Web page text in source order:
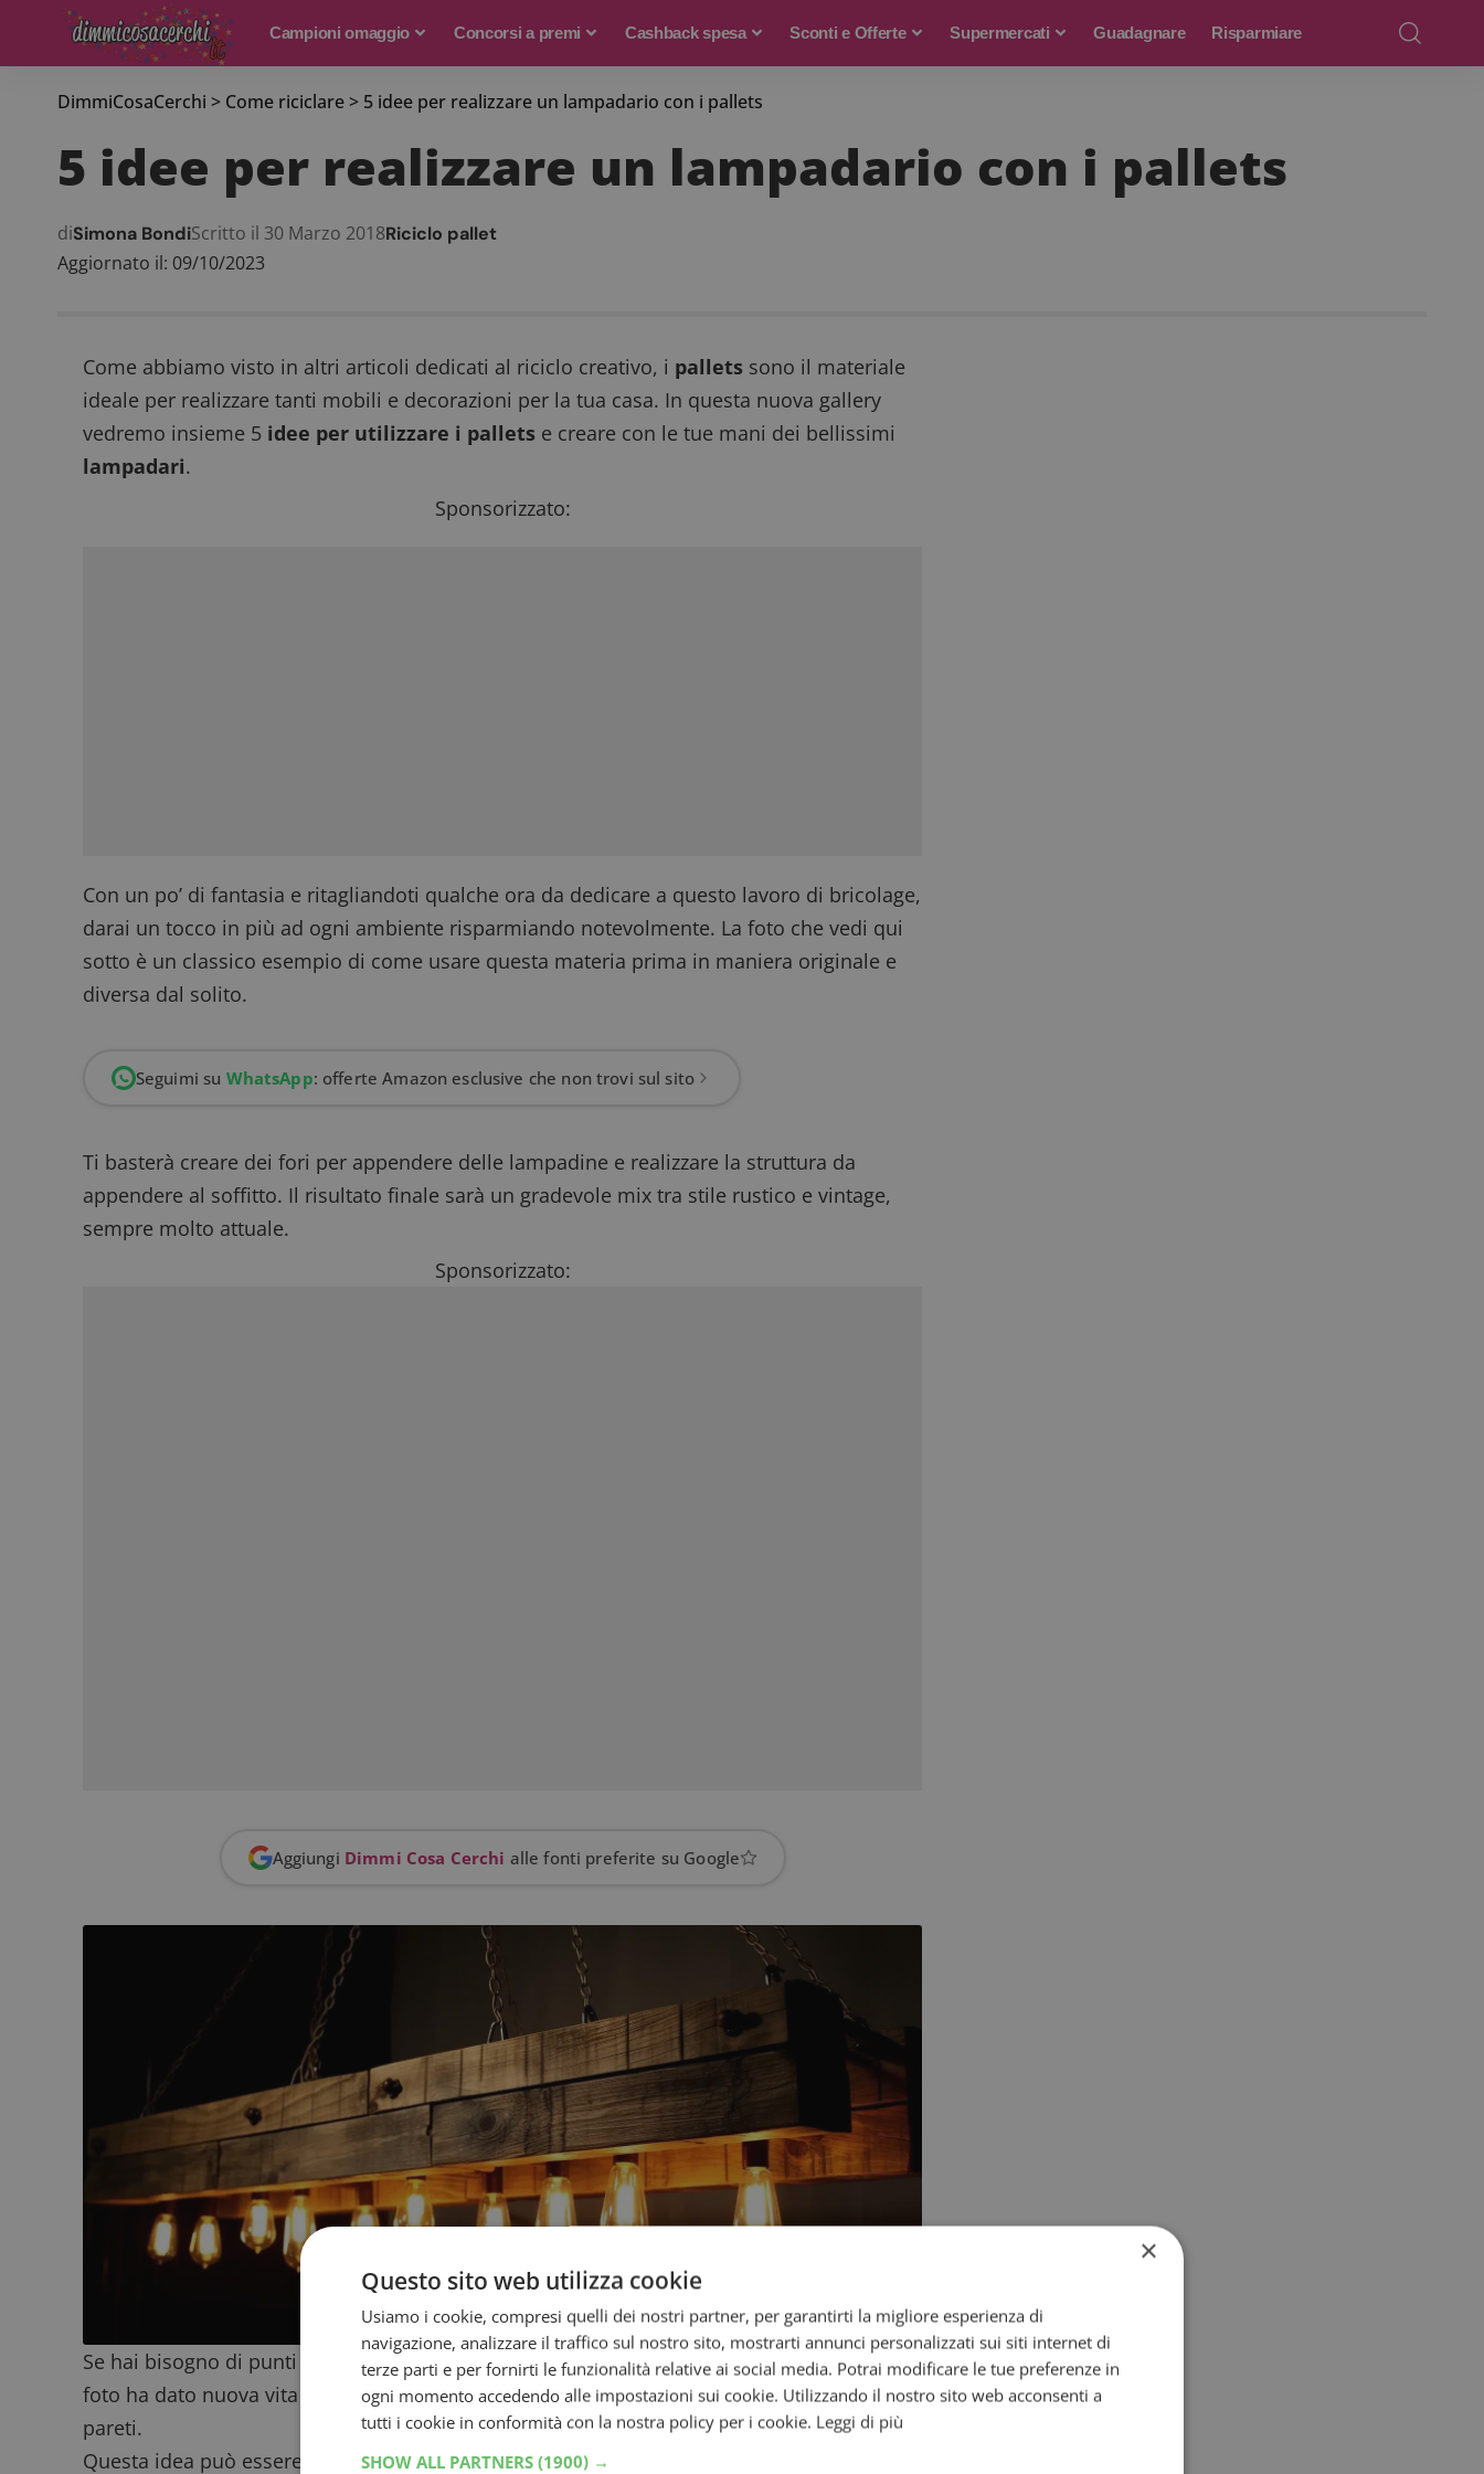
Campioni omaggio Concorsi a premi Cashback spesa Sconti e Offerte Supermercati Guadagnare Risparmiare
DimmiCosaCerchi > Come riciclare> 5 idee per realizzare un lampadario con i pallets
5 idee per realizzare un lampadario con i pallets
Aggiornato il: 09/10/2023
diSimona BondiScritto il 30 Marzo 2018Riciclo pallet
Come abbiamo visto in altri articoli dedicati al riciclo creativo, i pallets sono il materiale
ideale per realizzare tanti mobili e decorazioni per la tua casa. In questa nuova gallery
vedremo insieme 5 idee per utilizzare i pallets e creare con le tue mani dei bellissimi
lampadari.
Sponsorizzato:
Con un po’ di fantasia e ritagliandoti qualche ora da dedicare a questo lavoro di bricolage,
darai un tocco in più ad ogni ambiente risparmiando notevolmente. La foto che vedi qui
sotto è un classico esempio di come usare questa materia prima in maniera originale e
diversa dal solito.
Seguimi su WhatsApp: offerte Amazon esclusive che non trovi sul sito
Ti basterà creare dei fori per appendere delle lampadine e realizzare la struttura da
appendere al soffitto. Il risultato finale sarà un gradevole mix tra stile rustico e vintage,
sempre molto attuale.
Sponsorizzato:
Aggiungi Dimmi Cosa Cerchi alle fonti preferite su Google
Se hai bisogno di punti luce in una stanza, la soluzione arriva dal web. L’autore di questa
foto ha dato nuova vita al pallets creando degli originaliporta-lampadeda fissare alle
pareti.
Questa idea può essere particolarmente utile nel caso in cui serva un’illuminazione
×
Questo sito web utilizza cookie
Usiamo i cookie, compresi quelli dei nostri partner, per garantirti la migliore esperienza di
navigazione, analizzare il traffico sul nostro sito, mostrarti annunci personalizzati sui siti internet di
terze parti e per fornirti le funzionalità relative ai social media. Potrai modificare le tue preferenze in
ogni momento accedendo alle impostazioni sui cookie. Utilizzando il nostro sito web acconsenti a
tutti i cookie in conformità con la nostra policy per i cookie. Leggi di più
SHOW ALL PARTNERS (1900) →